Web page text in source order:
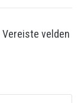
Vereiste velden